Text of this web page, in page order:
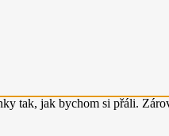
tak, jak bychom si přáli.